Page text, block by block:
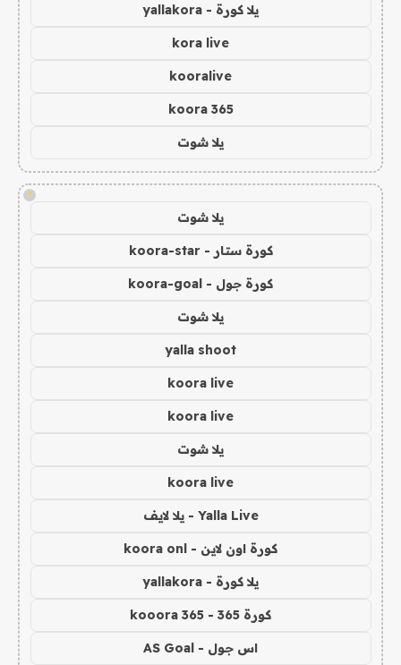
يلا كورة - yallakora
kora live
kooralive
koora 365
يلا شوت
!
يلا شوت
كورة ستار - koora-star
كورة جول - koora-goal
يلا شوت
yalla shoot
koora live
koora live
يلا شوت
koora live
Yalla Live - يلا لايف
كورة اون لاين - koora onl
يلا كورة - yallakora
كورة 365 - kooora 365
اس جول - AS Goal